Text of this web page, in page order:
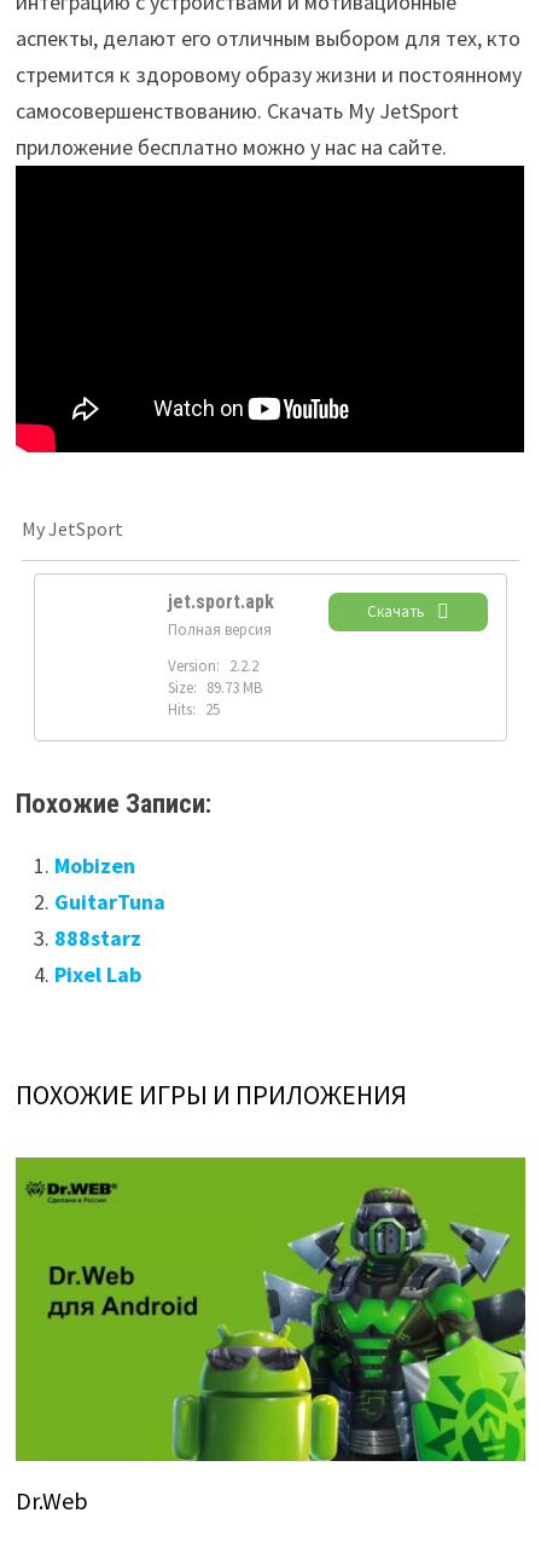
аспекты, делают его отличным выбором для тех, кто
стремится к здоровому образу жизни и постоянному
самосовершенствованию. Скачать My JetSport
приложение бесплатно можно у нас на сайте.
My JetSport
jet.sport.apk
Полная версия
Version: 2.2.2
Size: 89.73 MB
Hits: 25
Скачать
Похожие Записи:
Mobizen
GuitarTuna
888starz
Pixel Lab
ПОХОЖИЕ ИГРЫ И ПРИЛОЖЕНИЯ
Dr.Web